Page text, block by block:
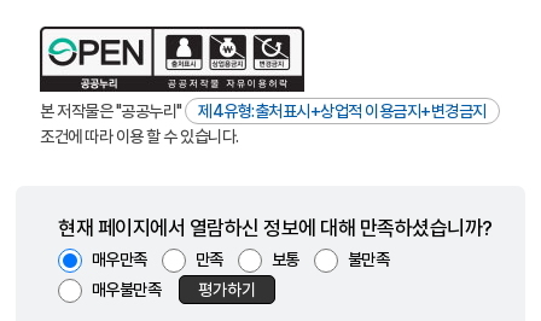
본 저작물은 "공공누리"
제4유형:출처표시+상업적 이용금지+변경금지
조건에 따라 이용 할 수 있습니다.
현재 페이지에서 열람하신 정보에 대해 만족하셨습니까?
매우만족 만족 보통
불만족
매우불만족
평가하기